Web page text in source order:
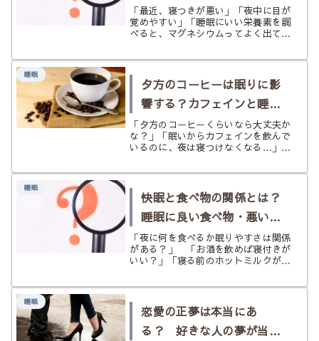
いている人を解説
「最近、寝つきが悪い」「夜中に目が
覚めやすい」「睡眠にいい栄養素を調
べると、マグネシウムってよく出てく
ている……そんな言葉を耳にすること
の中で筋肉や神経の働き、エネルギー
代...
睡眠
夕方のコーヒーは眠りに影
響する？カフェインと睡眠
の関係を根拠ベースで紹介
「夕方のコーヒーくらいなら大丈夫か
な？」「眠いからカフェインを飲んで
いるのに、夜は寝つけなくなる…」
い方に迷う方はとても多いです。 カ
集中力を保ったりするメリットがあり
ま...
睡眠
快眠と食べ物の関係とは？
睡眠に良い食べ物・悪い食
べ物・栄養素
「夜に何を食べるか眠りやすさは関係
がある？」 「お酒を飲めば寝付きが
いい？」「寝る前のホットミルクがい
回は食事と睡眠に注目していきたい思
に、どんな食事をしたら良いのでしょ
う？...
睡眠
恋愛の正夢は本当にあ
る？ 好きな人の夢が当た